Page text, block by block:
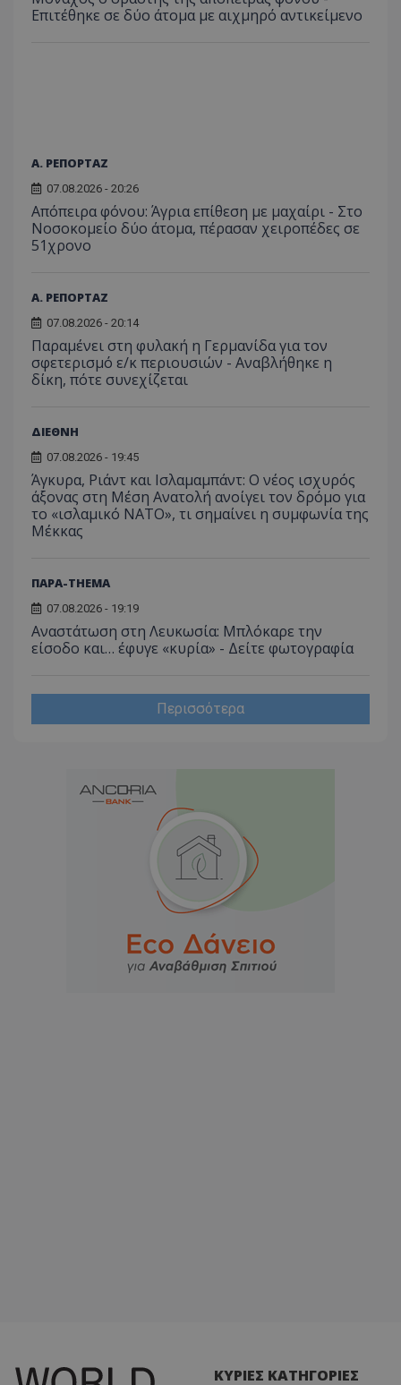
Επιτέθηκε σε δύο άτομα με αιχμηρό αντικείμενο
Α. ΡΕΠΟΡΤΑΖ
07.08.2026 - 20:26
Απόπειρα φόνου: Άγρια επίθεση με μαχαίρι - Στο
Νοσοκομείο δύο άτομα, πέρασαν χειροπέδες σε
51χρονο
Α. ΡΕΠΟΡΤΑΖ
07.08.2026 - 20:14
Παραμένει στη φυλακή η Γερμανίδα για τον
σφετερισμό ε/κ περιουσιών - Αναβλήθηκε η
δίκη, πότε συνεχίζεται
ΔΙΕΘΝΗ
07.08.2026 - 19:45
Άγκυρα, Ριάντ και Ισλαμαμπάντ: Ο νέος ισχυρός
άξονας στη Μέση Ανατολή ανοίγει τον δρόμο για
το «ισλαμικό ΝΑΤΟ», τι σημαίνει η συμφωνία της
Μέκκας
ΠΑΡΑ-THEMA
07.08.2026 - 19:19
Αναστάτωση στη Λευκωσία: Μπλόκαρε την
είσοδο και… έφυγε «κυρία» - Δείτε φωτογραφία
Περισσότερα
ΚΥΡΙΕΣ ΚΑΤΗΓΟΡΙΕΣ